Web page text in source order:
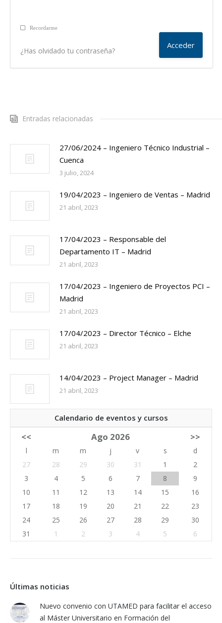
Recordarme
¿Has olvidado tu contraseña?
Entradas relacionadas
27/06/2024 – Ingeniero Técnico Industrial –
Cuenca
3 julio, 2024
19/04/2023 – Ingeniero de Ventas – Madrid
21 abril, 2023
17/04/2023 – Responsable del
Departamento IT – Madrid
21 abril, 2023
17/04/2023 – Ingeniero de Proyectos PCI –
Madrid
21 abril, 2023
17/04/2023 – Director Técnico – Elche
21 abril, 2023
14/04/2023 – Project Manager – Madrid
21 abril, 2023
Calendario de eventos y cursos
<< Ago 2026 >>
l m m j v s
d
27
28 29 30 31 1
2
3
4 5 6 7 8
9
10
11 12 13 14 15
16
17
18 19 20 21 22
23
24
25 26 27 28 29
30
31
1 2 3 4 5 6
Últimas noticias
Nuevo convenio con UTAMED para facilitar el acceso
al Máster Universitario en Formación del